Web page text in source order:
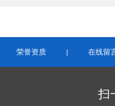
荣誉资质 | 在线留
扫